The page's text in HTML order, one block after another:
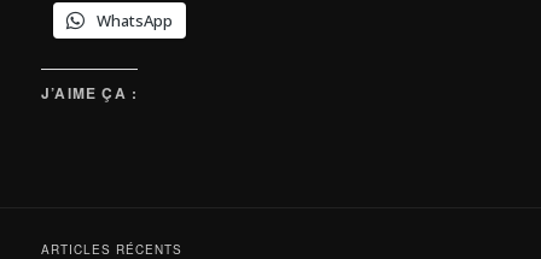
WhatsApp
J’AIME ÇA :
ARTICLES RÉCENTS